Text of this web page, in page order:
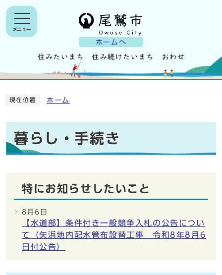
ホームへ
メニュー
現在位置 ホーム
暮らし・手続き
特にお知らせしたいこと
8月6日
【水道部】条件付き一般競争入札の公告につい
て（矢浜地内配水管布設替工事 令和8年8月6
日付公告）